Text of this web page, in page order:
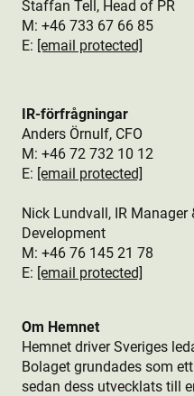
Staffan Tell, Head of PR
M: +46 733 67 66 85
E: [email protected]
IR-förfrågningar
Anders Örnulf, CFO
M: +46 72 732 10 12
E: [email protected]
Nick Lundvall, IR Manager
Development
M: +46 76 145 21 78
E: [email protected]
Om Hemnet
Hemnet driver Sveriges
Bolaget grundades som
sedan dess utvecklats till